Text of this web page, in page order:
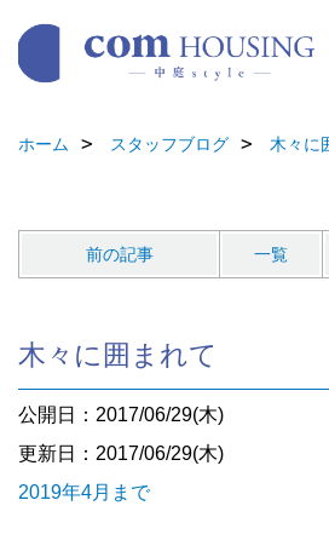
ホーム スタッフブログ 木々に
前の記事 一覧
木々に囲まれて
公開日：2017/06/29(木)
更新日：2017/06/29(木)
2019年4月まで